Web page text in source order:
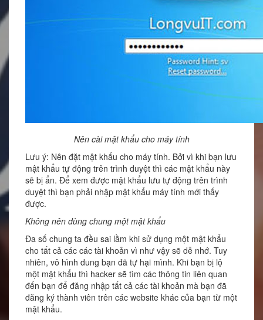
Nên cài mật khẩu cho máy tính
Lưu ý: Nên đặt mật khẩu cho máy tính. Bởi vì khi bạn lưu
mật khẩu tự động trên trình duyệt thì các mật khẩu này
sẽ bị ẩn. Để xem được mật khẩu lưu tự động trên trình
duyệt thì bạn phải nhập mật khẩu máy tính mới thấy
được.
Không nên dùng chung một mật khẩu
Đa số chung ta đều sai lầm khi sử dụng một mật khẩu
cho tất cả các các tài khoản vì như vậy sẽ dễ nhớ. Tuy
nhiên, vô hình dung bạn đã tự hại mình. Khi bạn bị lộ
một mật khẩu thì hacker sẽ tìm các thông tin liên quan
đến bạn để đăng nhập tất cả các tài khoản mà bạn đã
đăng ký thành viên trên các website khác của bạn từ một
mật khẩu.